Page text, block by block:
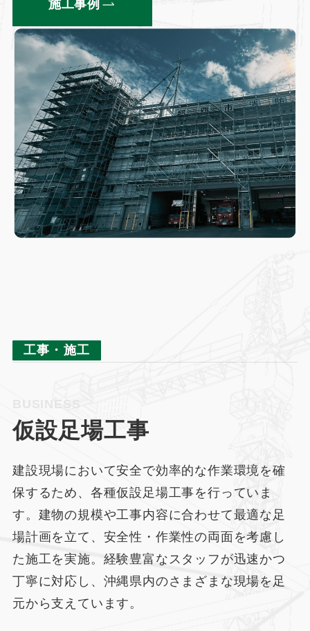
施工事例
工事・施工
仮設足場工事
建設現場において安全で効率的な作業環境を確
保するため、各種仮設足場工事を行っていま
す。建物の規模や工事内容に合わせて最適な足
場計画を立て、安全性・作業性の両面を考慮し
た施工を実施。経験豊富なスタッフが迅速かつ
丁寧に対応し、沖縄県内のさまざまな現場を足
元から支えています。